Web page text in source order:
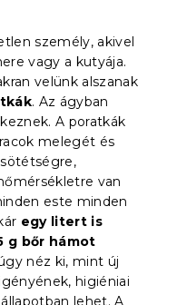
személy, akivel
vagy a kutyája.
velünk alszanak
. Az ágyban
A poratkák
melegét és
van
este minden
egy litert is
g bőr hámot
néz ki, mint új
higiéniai
lehet. A